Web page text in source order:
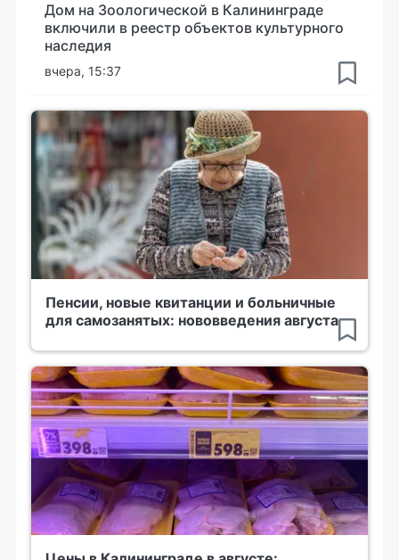
Дом на Зоологической в Калининграде
включили в реестр объектов культурного
наследия
вчера, 15:37
Пенсии, новые квитанции и больничные
для самозанятых: нововведения августа